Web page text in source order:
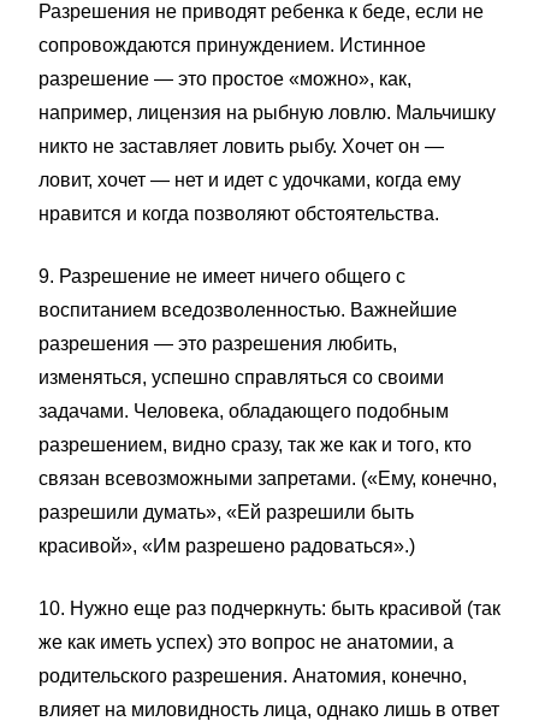
Разрешения не приводят ребенка к беде, если не
сопровождаются принуждением. Истинное
разрешение — это простое «можно», как,
например, лицензия на рыбную ловлю. Мальчишку
никто не заставляет ловить рыбу. Хочет он —
ловит, хочет — нет и идет с удочками, когда ему
нравится и когда позволяют обстоятельства.
9. Разрешение не имеет ничего общего с
воспитанием вседозволенностью. Важнейшие
разрешения — это разрешения любить,
изменяться, успешно справляться со своими
задачами. Человека, обладающего подобным
разрешением, видно сразу, так же как и того, кто
связан всевозможными запретами. («Ему, конечно,
разрешили думать», «Ей разрешили быть
красивой», «Им разрешено радоваться».)
10. Нужно еще раз подчеркнуть: быть красивой (так
же как иметь успех) это вопрос не анатомии, а
родительского разрешения. Анатомия, конечно,
влияет на миловидность лица, однако лишь в ответ